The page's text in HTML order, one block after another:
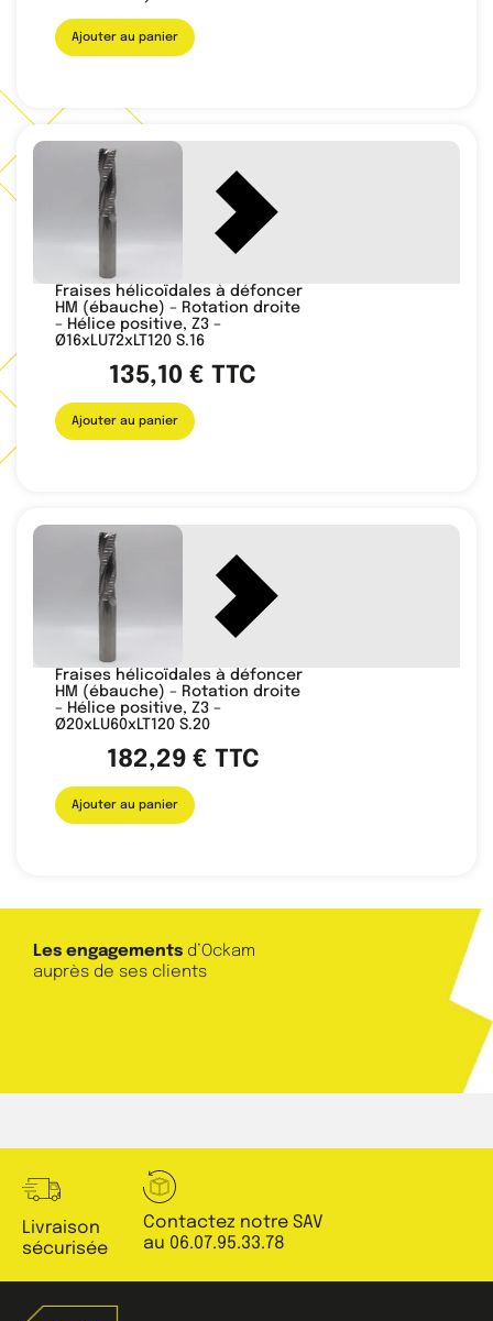
Ajouter au panier
Fraises hélicoïdales à défoncer
HM (ébauche) – Rotation droite
– Hélice positive, Z3 –
Ø16xLU72xLT120 S.16
135,10€ TTC
Ajouter au panier
Fraises hélicoïdales à défoncer
HM (ébauche) – Rotation droite
– Hélice positive, Z3 –
Ø20xLU60xLT120 S.20
182,29 € TTC
Ajouter au panier
Les engagements d’Ockam
auprès de ses clients
Livraison
sécurisée
Contactez notre SAV
au 06.07.95.33.78